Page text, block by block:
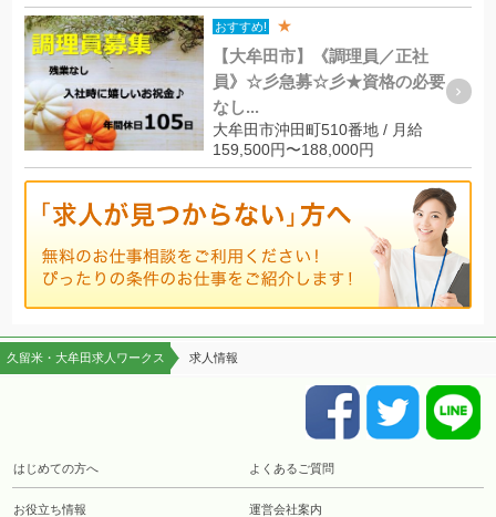
おすすめ! ★
【大牟田市】《調理員／正社
員》☆彡急募☆彡★資格の必要
なし...
大牟田市沖田町510番地 / 月給
159,500円〜188,000円
久留米・大牟田求人ワークス 求人情報
はじめての方へ よくあるご質問
お役立ち情報 運営会社案内